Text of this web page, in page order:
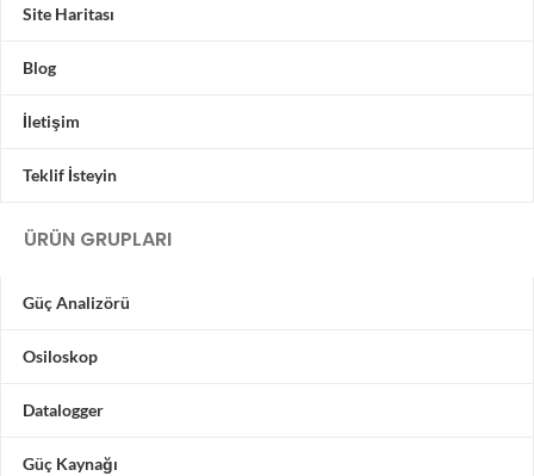
Site Haritası
Blog
İletişim
Teklif İsteyin
ÜRÜN GRUPLARI
Güç Analizörü
Osiloskop
Datalogger
Güç Kaynağı